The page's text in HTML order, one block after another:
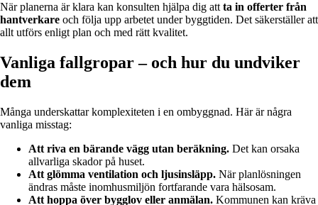
När planerna är klara kan konsulten hjälpa dig att ta in offerter från
hantverkare och följa upp arbetet under byggtiden. Det säkerställer att
allt utförs enligt plan och med rätt kvalitet.
Vanliga fallgropar – och hur du undviker
dem
Många underskattar komplexiteten i en ombyggnad. Här är några
vanliga misstag:
Att riva en bärande vägg utan beräkning. Det kan orsaka
allvarliga skador på huset.
Att glömma ventilation och ljusinsläpp. När planlösningen
ändras måste inomhusmiljön fortfarande vara hälsosam.
Att hoppa över bygglov eller anmälan. Kommunen kan kräva